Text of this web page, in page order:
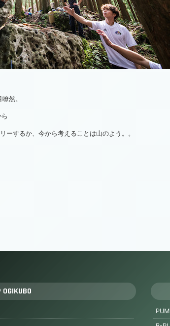
然。
ーするか、今から考えることは山のよう。。